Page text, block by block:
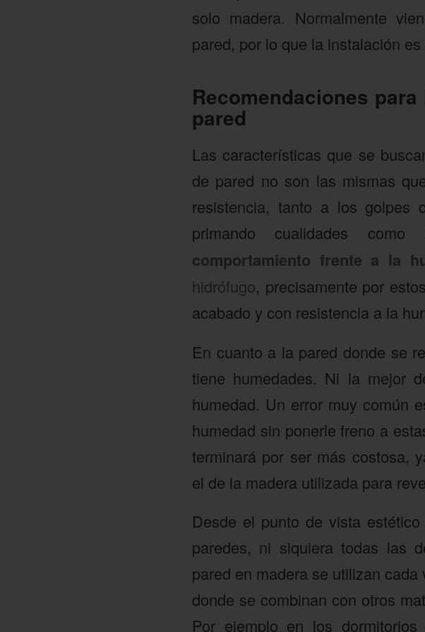
solo madera. Normalmente
pared, por lo que la instalación
Recomendaciones
pared
Las características que se
de pared no son las mismas
resistencia, tanto a los golpes
primando cualidades
comportamiento frente a la
hidrófugo, precisamente por
acabado y con resistencia a la
En cuanto a la pared donde se
tiene humedades. Ni la mejor
humedad. Un error muy común
humedad sin ponerle freno a
terminará por ser más costosa,
el de la madera utilizada para
Desde el punto de vista
paredes, ni siquiera todas las
pared en madera se utilizan
donde se combinan con otros
Por ejemplo en los